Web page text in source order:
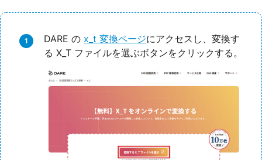
DARE の x_t 変換ページにアクセスし、変換す
る X_T ファイルを選ぶボタンをクリックする。